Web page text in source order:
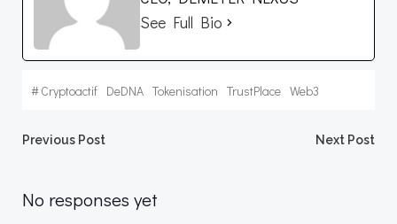
See Full Bio
#Cryptoactif DeDNA Tokenisation TrustPlace Web3
Post
navigation
Previous Post Next Post
No responses yet